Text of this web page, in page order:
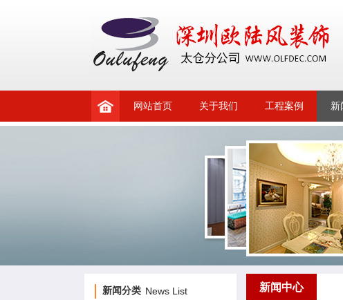
网站首页 关于我们 工程案例 新
新闻分类 News List 新闻中心